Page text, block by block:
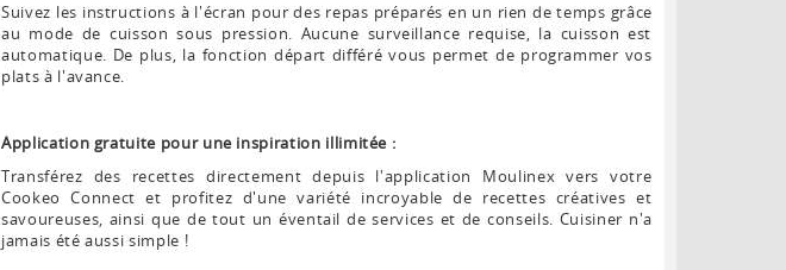
Suivez les instructions à l'écran pour des repas préparés en un rien de temps grâce
au mode de cuisson sous pression. Aucune surveillance requise, la cuisson est
automatique. De plus, la fonction départ différé vous permet de programmer vos
plats à l'avance.
Application gratuite pour une inspiration illimitée :
Transférez des recettes directement depuis l'application Moulinex vers votre
Cookeo Connect et profitez d'une variété incroyable de recettes créatives et
savoureuses, ainsi que de tout un éventail de services et de conseils. Cuisiner n'a
jamais été aussi simple !